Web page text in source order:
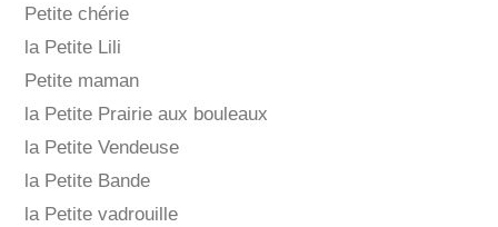
Petite chérie
la Petite Lili
Petite maman
la Petite Prairie aux bouleaux
la Petite Vendeuse
la Petite Bande
la Petite vadrouille